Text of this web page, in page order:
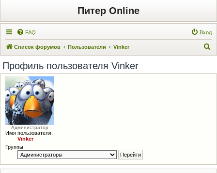
Питер Online
FAQ Вход
Список форумов Пользователи Vinker
Профиль пользователя Vinker
Администратор
Имя пользователя:
Vinker
Группы: